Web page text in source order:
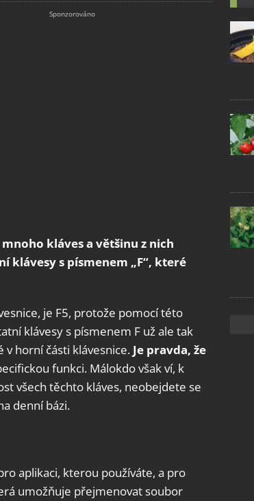
kláves a většinu z nich
klávesy s písmenem „F“, které
je F5, protože pomocí této
klávesy s písmenem F už ale tak
v horní části klávesnice. Je pravda, že
funkci. Málokdo však ví, k
všech těchto kláves, neobejdete se
denní bázi.
aplikaci, kterou používáte, a pro
umožňuje přejmenovat soubor